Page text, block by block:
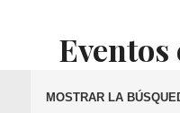
Búsqueda
MOSTRAR LA